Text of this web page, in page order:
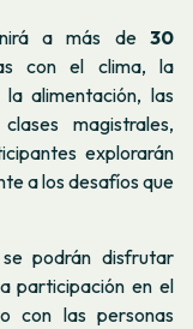
a más de 30
con el clima, la
alimentación, las
magistrales,
explorarán
a los desafíos que
podrán disfrutar
participación en el
con las personas